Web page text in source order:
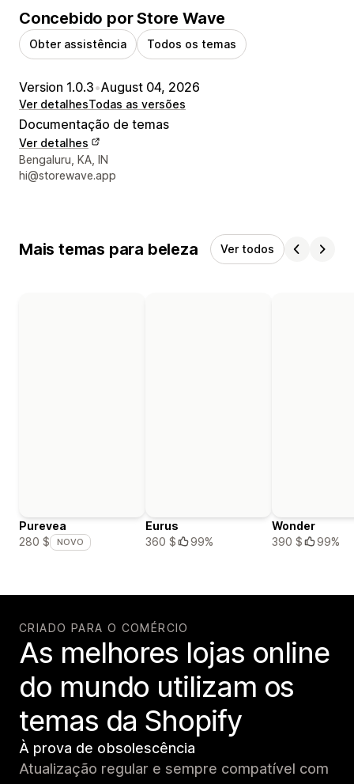
Concebido por Store Wave
Obter assistência Todos os temas
Version 1.0.3•August 04, 2026
Ver detalhesTodas as versões
Documentação de temas
Ver detalhes
Detalhes de contacto do designer
Bengaluru, KA, IN
hi@storewave.app
Mais temas para beleza Ver todos
Purevea
280 $
NOVO
Eurus
360 $
99%
Wonder
390 $
99%
CRIADO PARA O COMÉRCIO
As melhores lojas online
do mundo utilizam os
temas da Shopify
À prova de obsolescência
Atualização regular e sempre compatível com